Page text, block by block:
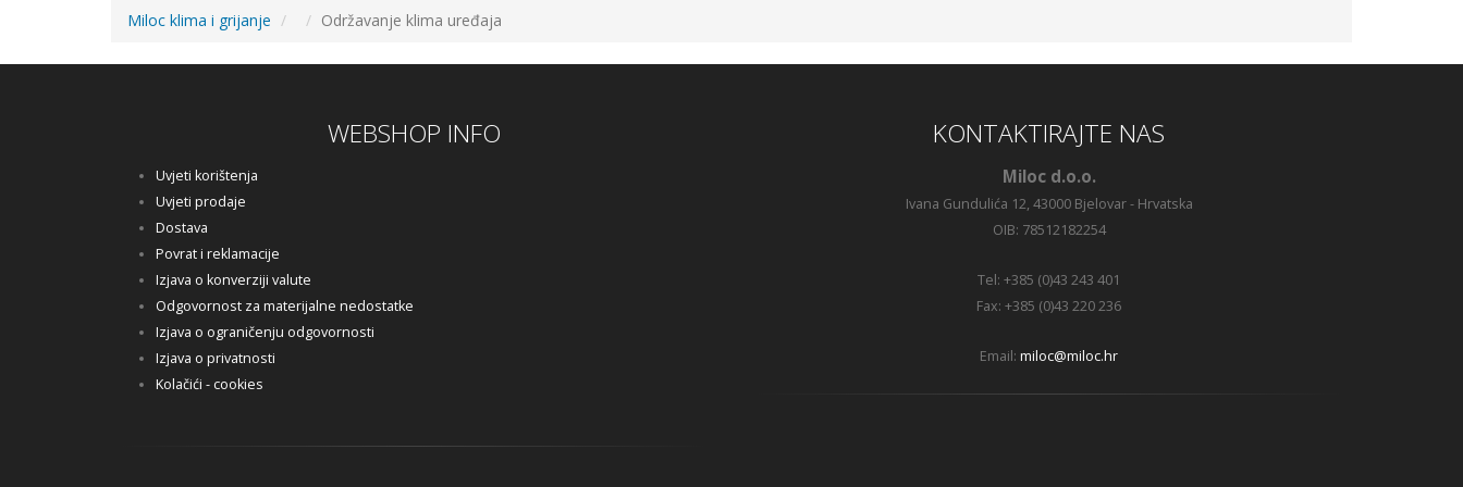
Miloc klima i grijanje Održavanje klima uređaja
WEBSHOP INFO
Uvjeti korištenja
Uvjeti prodaje
Dostava
Povrat i reklamacije
Izjava o konverziji valute
Odgovornost za materijalne nedostatke
Izjava o ograničenju odgovornosti
Izjava o privatnosti
Kolačići - cookies
KONTAKTIRAJTE NAS
Miloc d.o.o.
Ivana Gundulića 12, 43000 Bjelovar - Hrvatska
OIB: 78512182254
Tel: +385 (0)43 243 401
Fax: +385 (0)43 220 236
Email:miloc@miloc.hr